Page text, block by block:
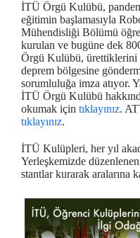
İTÜ Örgü Kulübü,
eğitimin başlamasıyla
Mühendisliği Bölümü
kurulan ve bugüne dek
Örgü Kulübü, ürettiklerini
deprem bölgesine
sorumluluğa imza atıyor.
İTÜ Örgü Kulübü
okumak için tıklayınız.
tıklayınız.
İTÜ Kulüpleri, her yıl
Yerleşkemizde
stantlar kurarak aralarına